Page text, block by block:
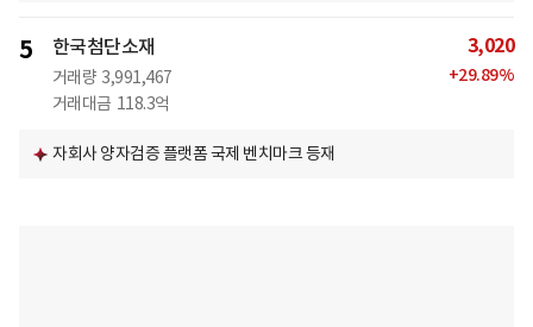
5 한국첨단소재
거래량 3,991,467
거래대금 118.3억
3,020
+29.89%
자회사 양자검증 플랫폼 국제 벤치마크 등재